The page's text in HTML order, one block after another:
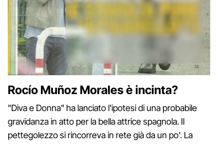
Rocío Muñoz Morales è incinta?
"Diva e Donna" ha lanciato l'ipotesi di una probabile
gravidanza in atto per la bella attrice spagnola. Il
pettegolezzo si rincorreva in rete già da un po'. La